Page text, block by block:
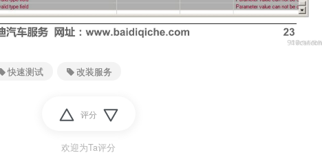
快速测试 改装服务
评分
欢迎为Ta评分